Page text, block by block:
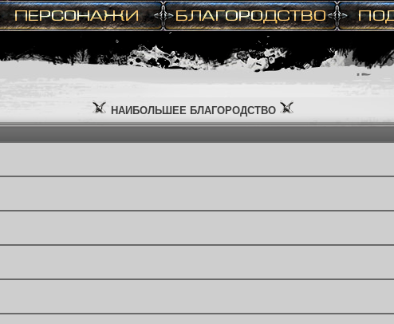
НАИБОЛЬШЕЕ БЛАГОРОДСТВО